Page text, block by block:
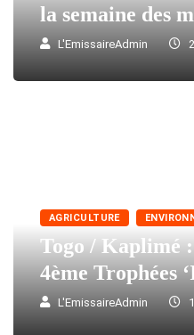
la semaine des
L'EmissaireAdmin
AGRICULTURE
Togo / Kaplimé
4ème Trophées
L'EmissaireAdmin